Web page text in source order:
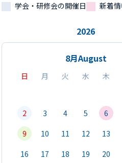
学会・研修会の開催日 新着
2026
8月August
日 月 火 水 木
2
3 4 5 6
9
10 11 12 13
16
17 18 19 20